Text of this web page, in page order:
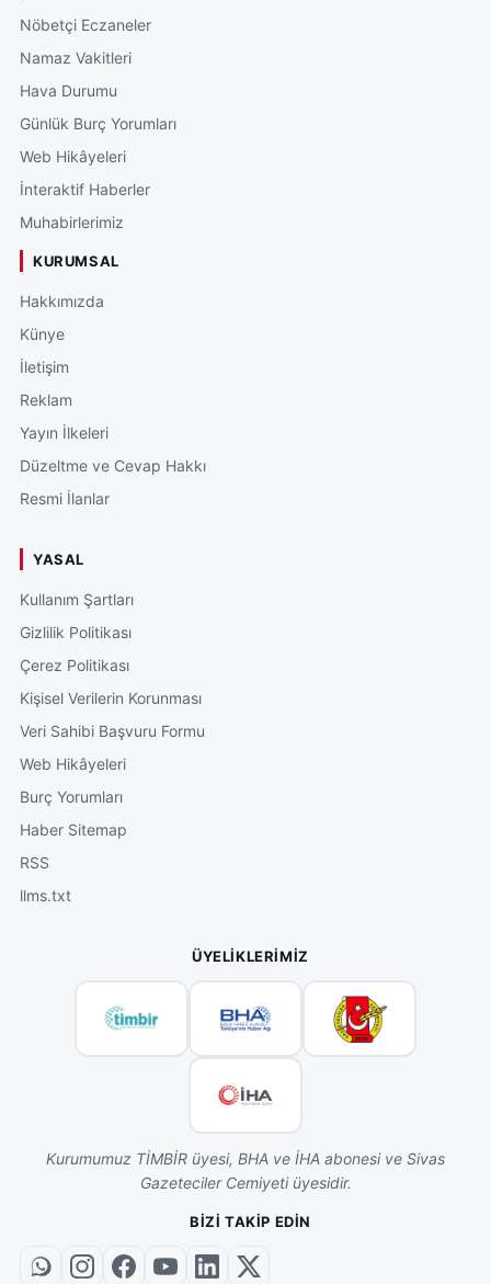
Nöbetçi Eczaneler
Namaz Vakitleri
Hava Durumu
Günlük Burç Yorumları
Web Hikâyeleri
İnteraktif Haberler
Muhabirlerimiz
KURUMSAL
Hakkımızda
Künye
İletişim
Reklam
Yayın İlkeleri
Düzeltme ve Cevap Hakkı
Resmi İlanlar
YASAL
Kullanım Şartları
Gizlilik Politikası
Çerez Politikası
Kişisel Verilerin Korunması
Veri Sahibi Başvuru Formu
Web Hikâyeleri
Burç Yorumları
Haber Sitemap
RSS
llms.txt
ÜYELIKLERIMIZ
Kurumumuz TİMBİR üyesi, BHA ve İHA abonesi ve Sivas
Gazeteciler Cemiyeti üyesidir.
BIZI TAKIP EDIN